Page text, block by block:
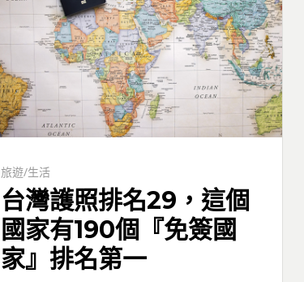
旅遊/生活
台灣護照排名29，這個
國家有190個『免簽國
家』排名第一